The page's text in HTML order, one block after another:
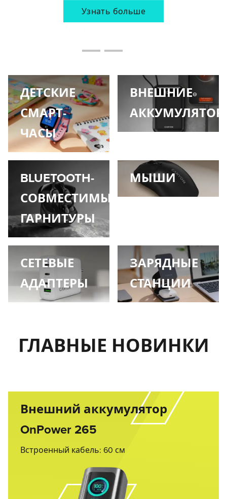
Узнать больше
Узнать больше
Узнать больше
ДЕТСКИЕ
СМАРТ-
ЧАСЫ
ВНЕШНИЕ
BLUETOOTH-
СОВМЕСТИМЫЕ
ГАРНИТУРЫ
МЫШИ
СЕТЕВЫЕ
АДАПТЕРЫ
ЗАРЯДНЫЕ
СТАНЦИИ
ГЛАВНЫЕ НОВИНКИ
Внешний аккумулятор
OnPower 265
Встроенный кабель: 60 см